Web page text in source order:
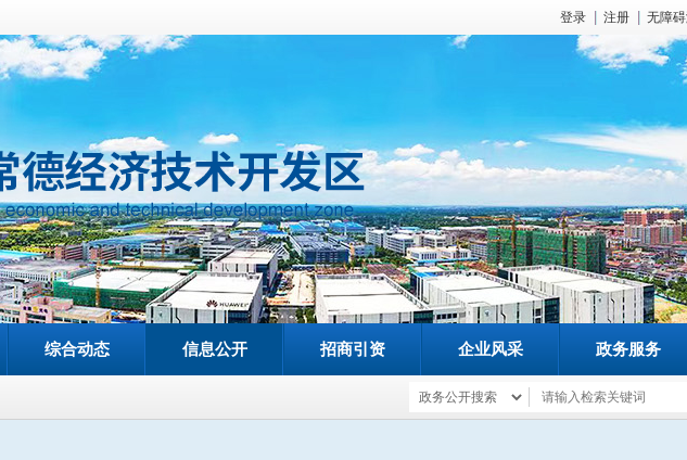
登录 注册 无障
综合动态 信息公开 招商引资 企业风采 政务服务